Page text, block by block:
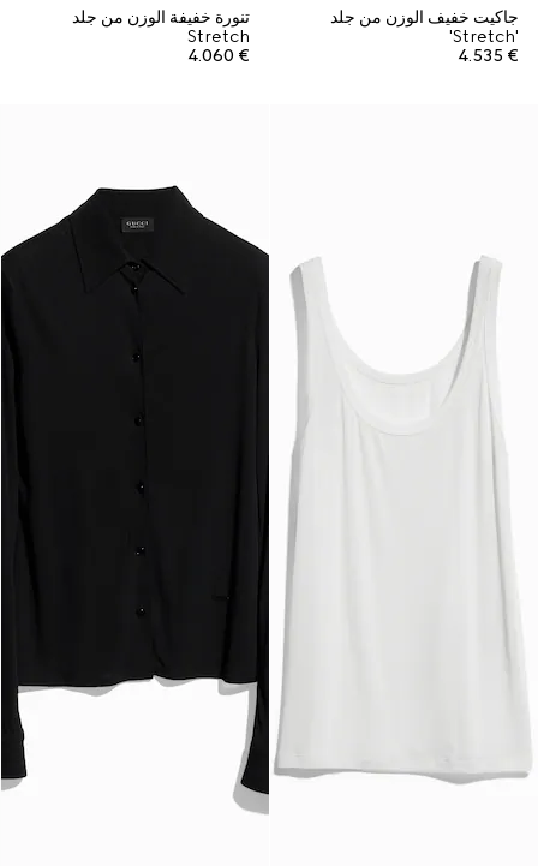
جاكيت خفيف الوزن من جلد
'Stretch'
€ 4.535
تنورة خفيفة الوزن من جلد
Stretch
€ 4.060